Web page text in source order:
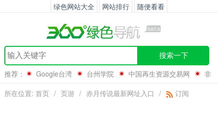
绿色网站大全 网站排行 随便看看
搜索一下
推荐： Google台湾 台州学院 中国再生资源交易网
非
所在位置: 首页 / 页游 / 赤月传说最新网址入口 / 订阅